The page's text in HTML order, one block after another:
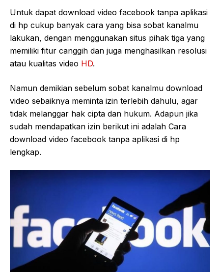
Untuk dapat download video facebook tanpa aplikasi
di hp cukup banyak cara yang bisa sobat kanalmu
lakukan, dengan menggunakan situs pihak tiga yang
memiliki fitur canggih dan juga menghasilkan resolusi
atau kualitas video HD.
Namun demikian sebelum sobat kanalmu download
video sebaiknya meminta izin terlebih dahulu, agar
tidak melanggar hak cipta dan hukum. Adapun jika
sudah mendapatkan izin berikut ini adalah Cara
download video facebook tanpa aplikasi di hp
lengkap.